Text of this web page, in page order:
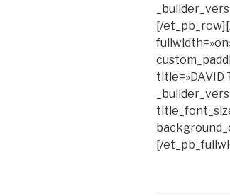
[/
title=»DAVID
[/